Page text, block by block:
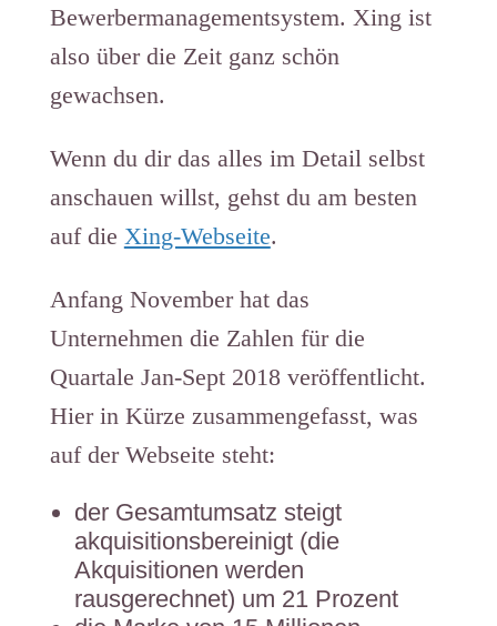
Bewerbermanagementsystem. Xing ist
also über die Zeit ganz schön
gewachsen.
Wenn du dir das alles im Detail selbst
anschauen willst, gehst du am besten
auf die Xing-Webseite.
Anfang November hat das
Unternehmen die Zahlen für die
Quartale Jan-Sept 2018 veröffentlicht.
Hier in Kürze zusammengefasst, was
auf der Webseite steht:
der Gesamtumsatz steigt
akquisitionsbereinigt (die
Akquisitionen werden
rausgerechnet) um 21 Prozent